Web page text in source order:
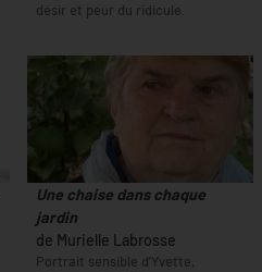
désir et peur du ridicule.
Une chaise dans chaque
jardin
de Murielle Labrosse
Portrait sensible d'Yvette,